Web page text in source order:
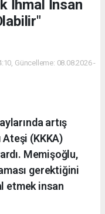
İhmal İnsan
Güncelleme: 08.08.2026 -
artış
Ateşi (KKKA)
Memişoğlu,
gerektiğini
etmek insan